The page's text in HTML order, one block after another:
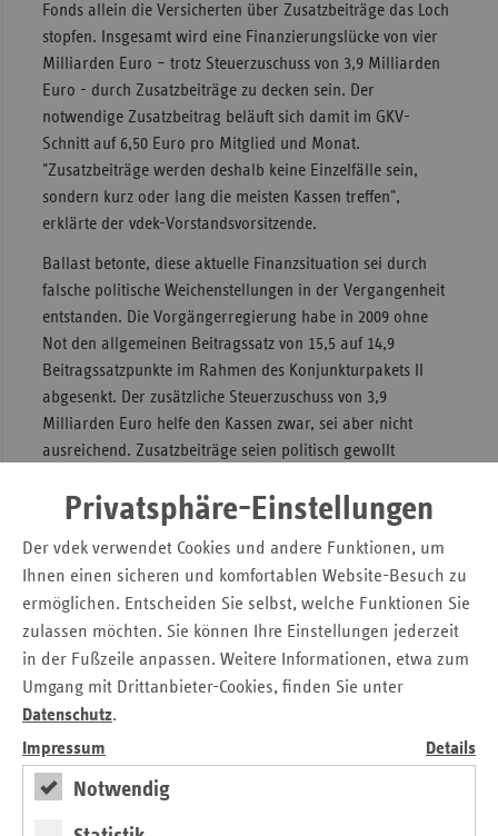
Privatsphäre-Einstellungen
Der vdek verwendet Cookies und andere Funktionen, um
Ihnen einen sicheren und komfortablen Website-Besuch zu
ermöglichen. Entscheiden Sie selbst, welche Funktionen Sie
zulassen möchten. Sie können Ihre Einstellungen jederzeit
in der Fußzeile anpassen. Weitere Informationen, etwa zum
Umgang mit Drittanbieter-Cookies, finden Sie unter
Datenschutz.
Impressum
Details
Notwendig
Fonds allein die Versicherten über Zusatzbeiträge das Loch
stopfen. Insgesamt wird eine Finanzierungslücke von vier
Milliarden Euro – trotz Steuerzuschuss von 3,9 Milliarden
Euro - durch Zusatzbeiträge zu decken sein. Der
notwendige Zusatzbeitrag beläuft sich damit im GKV-
Schnitt auf 6,50 Euro pro Mitglied und Monat.
"Zusatzbeiträge werden deshalb keine Einzelfälle sein,
sondern kurz oder lang die meisten Kassen treffen",
erklärte der vdek-Vorstandsvorsitzende.
Ballast betonte, diese aktuelle Finanzsituation sei durch
falsche politische Weichenstellungen in der Vergangenheit
entstanden. Die Vorgängerregierung habe in 2009 ohne
Not den allgemeinen Beitragssatz von 15,5 auf 14,9
Beitragssatzpunkte im Rahmen des Konjunkturpakets II
abgesenkt. Der zusätzliche Steuerzuschuss von 3,9
Milliarden Euro helfe den Kassen zwar, sei aber nicht
ausreichend. Zusatzbeiträge seien politisch gewollt
Auch der ungebremsten Ausgabenentwicklung habe die
Vorgängerregierung nichts entgegengesetzt. Angesichts der
Wirtschaftskrise, die nach Ansicht von Wirtschaftsexperten
2010 auch auf den Arbeitsmarkt durchschlagen wird, sollte
nun der Ausgabenanstieg gebremst werden. Mögliche
Maßnahmen wären zum Beispiel ein Preismoratorium für
Arzneimittel, die Einführung von Preisverhandlungen vor
Markteinführung von neuen Medikamenten (4. Hürde) oder
Zusammen würde dies rund 4,5 Milliarden Euro in die
Kassen spülen. "Wir brauchen auch eine bessere